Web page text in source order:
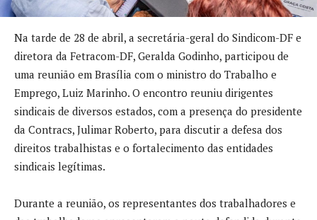
Na tarde de 28 de abril, a secretária-geral do Sindicom-DF e
diretora da Fetracom-DF, Geralda Godinho, participou de
uma reunião em Brasília com o ministro do Trabalho e
Emprego, Luiz Marinho. O encontro reuniu dirigentes
sindicais de diversos estados, com a presença do presidente
da Contracs, Julimar Roberto, para discutir a defesa dos
direitos trabalhistas e o fortalecimento das entidades
sindicais legítimas.
Durante a reunião, os representantes dos trabalhadores e